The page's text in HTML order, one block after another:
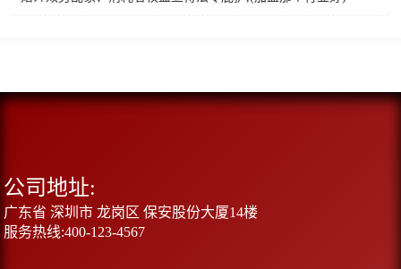
公司地址:
广东省 深圳市 龙岗区 保安股份大厦14楼
服务热线:400-123-4567